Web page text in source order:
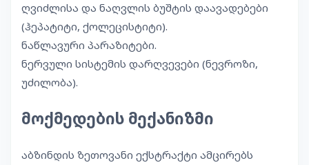
ღვიძლისა და ნაღვლის ბუშტის დაავადებები
(ჰეპატიტი, ქოლეცისტიტი).
ნაწლავური პარაზიტები.
ნერვული სისტემის დარღვევები (ნევროზი,
უძილობა).
მოქმედების მექანიზმი
აბზინდის ზეთოვანი ექსტრაქტი ამცირებს